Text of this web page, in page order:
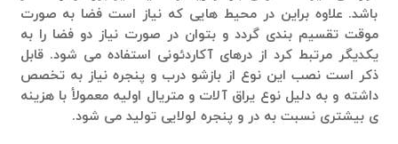
باشد. علاوه براین در محیط هایی که نیاز است فضا به صورت
موقت تقسیم بندی گردد و بتوان در صورت نیاز دو فضا را به
یکدیگر مرتبط کرد از درهای آکاردئونی استفاده می شود. قابل
ذکر است نصب این نوع از بازشو درب و پنجره نیاز به تخصص
داشته و به دلیل نوع یراق آلات و متریال اولیه معمولأ با هزینه
ی بیشتری نسبت به در و پنجره لولایی تولید می شود.